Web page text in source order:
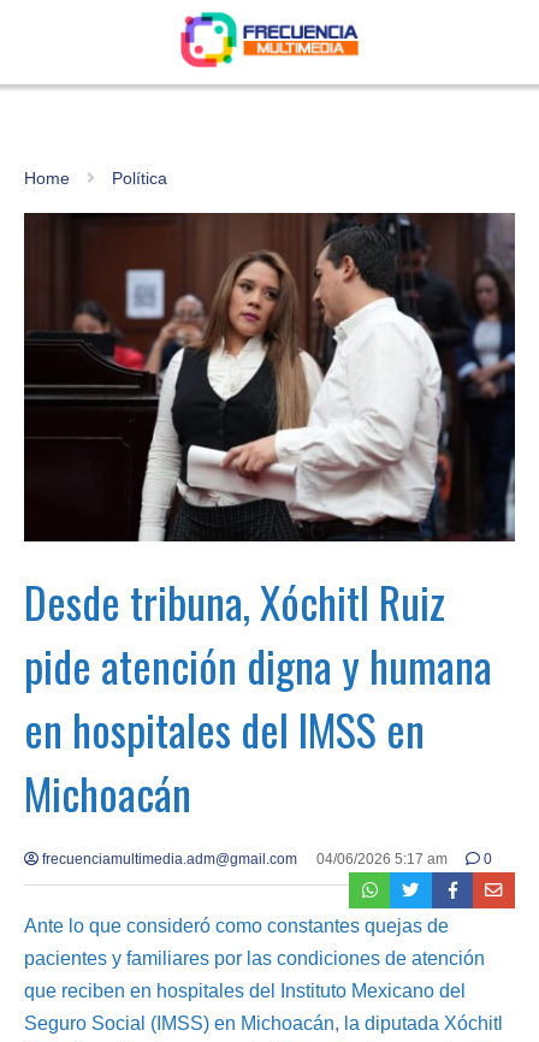
Home Política
Desde tribuna, Xóchitl Ruiz
pide atención digna y humana
en hospitales del IMSS en
Michoacán
frecuenciamultimedia.adm@gmail.com 04/06/2026 5:17 am 0
Ante lo que consideró como constantes quejas de
pacientes y familiares por las condiciones de atención
que reciben en hospitales del Instituto Mexicano del
Seguro Social (IMSS) en Michoacán, la diputada Xóchitl